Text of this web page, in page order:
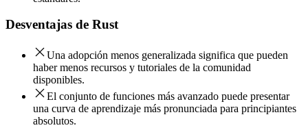
Desventajas de Rust
Una adopción menos generalizada significa que pueden
haber menos recursos y tutoriales de la comunidad
disponibles.
El conjunto de funciones más avanzado puede presentar
una curva de aprendizaje más pronunciada para principiantes
absolutos.